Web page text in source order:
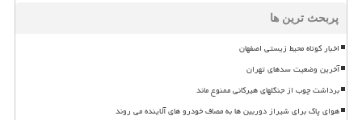
پربحث ترین ها
اخبار کوتاه محیط زیستی اصفهان
آخرین وضعیت سدهای تهران
برداشت چوب از جنگلهای هیرکانی ممنوع ماند
هوای پاک برای شیراز دوربین ها به مصاف خودرو های آلاینده می روند